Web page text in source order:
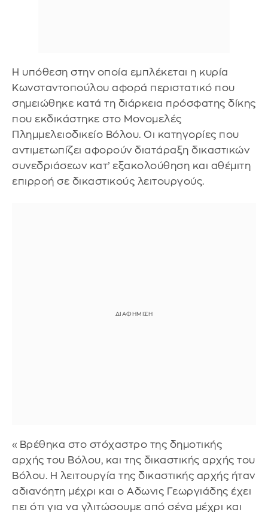
Η υπόθεση στην οποία εμπλέκεται η κυρία
Κωνσταντοπούλου αφορά περιστατικό που
σημειώθηκε κατά τη διάρκεια πρόσφατης δίκης
που εκδικάστηκε στο Μονομελές
Πλημμελειοδικείο Βόλου. Οι κατηγορίες που
αντιμετωπίζει αφορούν διατάραξη δικαστικών
συνεδριάσεων κατ’ εξακολούθηση και αθέμιτη
επιρροή σε δικαστικούς λειτουργούς.
«Βρέθηκα στο στόχαστρο της δημοτικής
αρχής του Βόλου, και της δικαστικής αρχής του
Βόλου. Η λειτουργία της δικαστικής αρχής ήταν
αδιανόητη μέχρι και ο Αδωνις Γεωργιάδης έχει
πει ότι για να γλιτώσουμε από σένα μέχρι και